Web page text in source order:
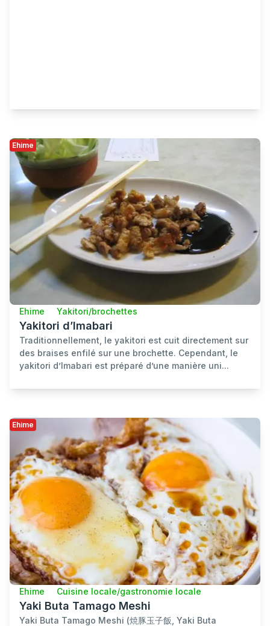
Ehime
Ehime Yakitori/brochettes
Yakitori d’Imabari
Traditionnellement, le yakitori est cuit directement sur
des braises enfilé sur une brochette. Cependant, le
yakitori d’Imabari est préparé d’une manière uni...
Ehime
Ehime Cuisine locale/gastronomie locale
Yaki Buta Tamago Meshi
Yaki Buta Tamago Meshi (焼豚玉子飯, Yaki Buta